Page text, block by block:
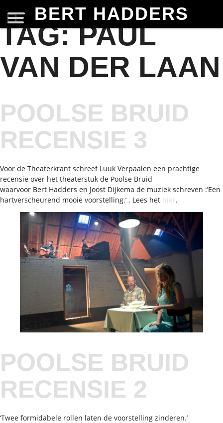
BERT HADDERS
TAG:PAUL
VAN DER LAAN
POOLSE BRUID
RECENSIE 3
Voor de Theaterkrant schreef Luuk Verpaalen een prachtige
recensie over het theaterstuk de Poolse Bruid
waarvoor Bert Hadders en Joost Dijkema de muziek schreven :’Een
hartverscheurend mooie voorstelling.’ . Lees het hier.
POOLSE BRUID
RECENSIE 2
‘Twee formidabele rollen laten de voorstelling zinderen.’